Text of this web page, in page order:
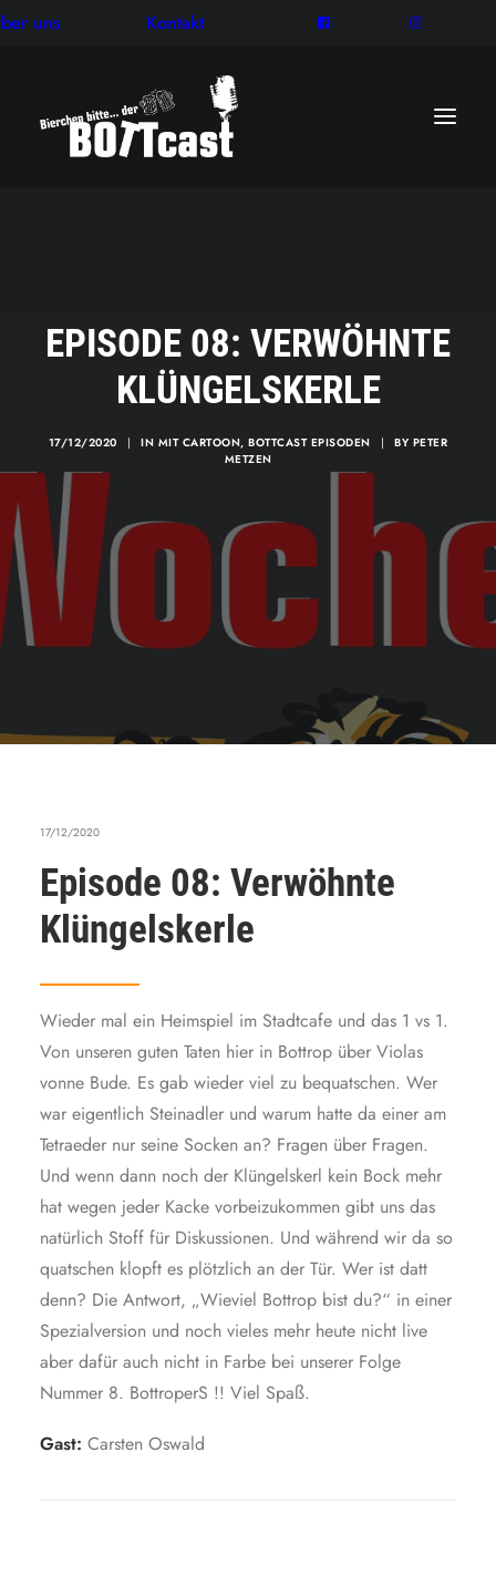
uns Kontakt
EPISODE 08: VERWÖHNTE
KLÜNGELSKERLE
17/12/2020 | IN MIT CARTOON,BOTTCAST EPISODEN | BY PETER
METZEN
17/12/2020
Episode 08: Verwöhnte
Klüngelskerle
Wieder mal ein Heimspiel im Stadtcafe und das 1 vs 1.
Von unseren guten Taten hier in Bottrop über Violas
vonne Bude. Es gab wieder viel zu bequatschen. Wer
war eigentlich Steinadler und warum hatte da einer am
Tetraeder nur seine Socken an? Fragen über Fragen.
Und wenn dann noch der Klüngelskerl kein Bock mehr
hat wegen jeder Kacke vorbeizukommen gibt uns das
natürlich Stoff für Diskussionen. Und während wir da so
quatschen klopft es plötzlich an der Tür. Wer ist datt
denn? Die Antwort, „Wieviel Bottrop bist du?“ in einer
Spezialversion und noch vieles mehr heute nicht live
aber dafür auch nicht in Farbe bei unserer Folge
Nummer 8. BottroperS !! Viel Spaß.
Gast: Carsten Oswald